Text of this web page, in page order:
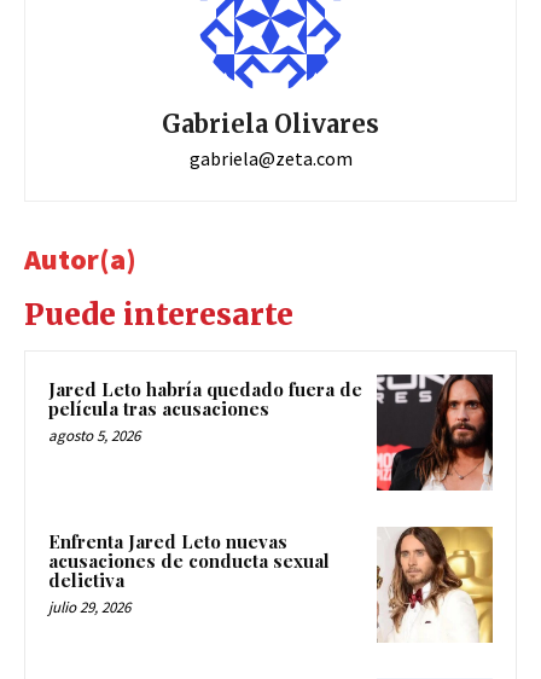
Gabriela Olivares
gabriela@zeta.com
Autor(a)
Puede interesarte
Jared Leto habría quedado fuera de
película tras acusaciones
agosto 5, 2026
Enfrenta Jared Leto nuevas
acusaciones de conducta sexual
delictiva
julio 29, 2026